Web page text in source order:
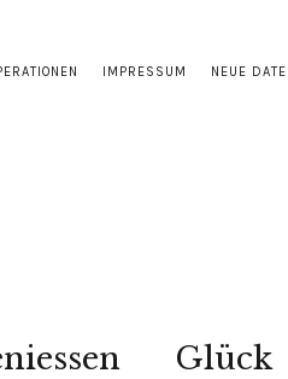
IMPRESSUM NEUE
Glück